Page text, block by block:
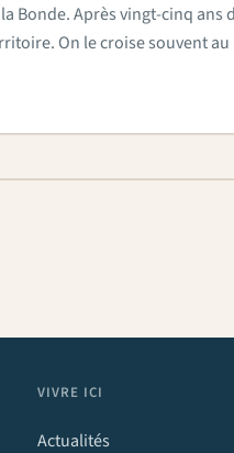
Après vingt-cinq
On le croise souvent
VIVRE ICI
Actualités